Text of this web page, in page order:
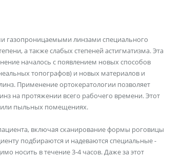
газопроницаемыми линзами специального
а также слабых степеней астигматизма. Эта
началось с появлением новых способов
топографов) и новых материалов и
Применение ортокератологии позволяет
на протяжении всего рабочего времени. Этот
или пыльных помещениях.
включая сканирование формы роговицы
подбираются и надеваются специальные -
носить в течение 3-4 часов. Даже за этот